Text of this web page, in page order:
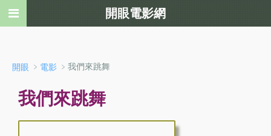
開眼 ﹥ 電影 ﹥我們來跳舞
我們來跳舞
開眼電影網